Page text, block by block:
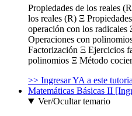
Propiedades de los reales
los reales (R) Ξ
operación con los
Operaciones con
Factorización Ξ Ejercicios
polinomios Ξ Método
>> Ingresar YA a este
Matemáticas Básicas II
Ver/Ocultar temario